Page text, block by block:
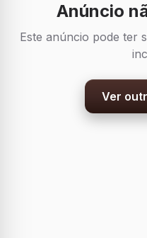
Anúncio
Este anúncio pode ter
Ver